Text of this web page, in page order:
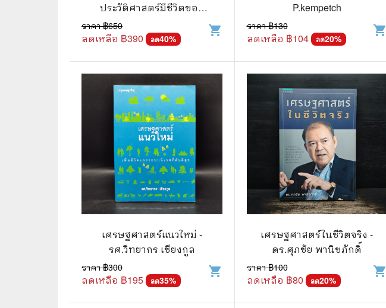
ประวัติศาสตร์มีชีวิตของ
พัฒนาการความคิด
เศรษฐศาสตร์ - Niall
ราคา ฿650
ลดเหลือ ฿390 ลด40%
shopping_cart
P.kempetch
ราคา ฿130
ลดเหลือ ฿104 ลด20%
shopping_cart
เศรษฐศาสตร์แนวใหม่ -
รศ.วิทยากร เชียงกูล
ราคา ฿300
ลดเหลือ ฿195 ลด35%
shopping_cart
เศรษฐศาสตร์ในชีวิตจริง -
ดร.ศุภชัย พานิชภักดิ์
ราคา ฿100
ลดเหลือ ฿80 ลด20%
shopping_cart
🥘 อาหาร สุขภาพ ความงาม
👪 ครอบครัว การเลี้ยงลูก
🏡 บ้านและสวน
🎸 ดนตรี ภาพยนตร์
🖥️ คอมพิวเตอร์ เทคโนโลยี
หนังสือทั่วไป พ็อกเก็ตบุ๊ค
🦄 วรรณกรรม นิยาย เรื่องสั้น
🐇 เรื่องสั้น
🛖 วรรณคดีไทย นิทานพื้นบ้าน
👩‍🦳 นิยายไทยรุ่นเก่า
🍳 การ์ตูนทำอาหาร
🕵️‍♀️ สืบสวน สอบสวน
⚔️ ต่อสู้ แอ๊คชั่น
⚽ การ์ตูนกีฬา
🔮 แฟนตาซี
🧗‍♂️ ผจญภัย ท่องเที่ยว
☠️ การ์ตูนผีไทย
👩 สนพ.ยอดธิดา
☘️ สนพ.รักพิมพ์ Luckpim
🔵 สนพ.Phoenix Next
🏳️‍🌈 สนพ.หมึกจีน